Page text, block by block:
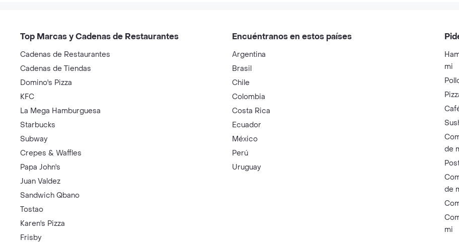
Top Marcas y Cadenas de Restaurantes
Cadenas de Restaurantes
Cadenas de Tiendas
Domino's Pizza
KFC
La Mega Hamburguesa
Starbucks
Subway
Crepes & Waffles
Papa John's
Juan Valdez
Sandwich Qbano
Tostao
Karen's Pizza
Frisby
Encuéntranos en estos países
Argentina
Brasil
Chile
Colombia
Costa Rica
Ecuador
México
Perú
Uruguay
mi
de
de
mi